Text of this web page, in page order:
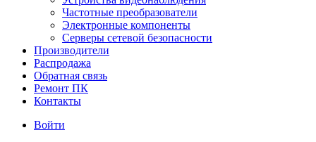
Частотные преобразователи
Электронные компоненты
Серверы сетевой безопасности
Производители
Распродажа
Обратная связь
Ремонт ПК
Контакты
Войти